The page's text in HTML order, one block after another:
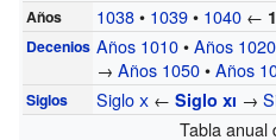
Años 1038• 1039• 1040 ←
Decenios Años 1010•Años 1020
→Años 1050•Años
Siglos Siglox ←Sigloxi →
Tabla anual